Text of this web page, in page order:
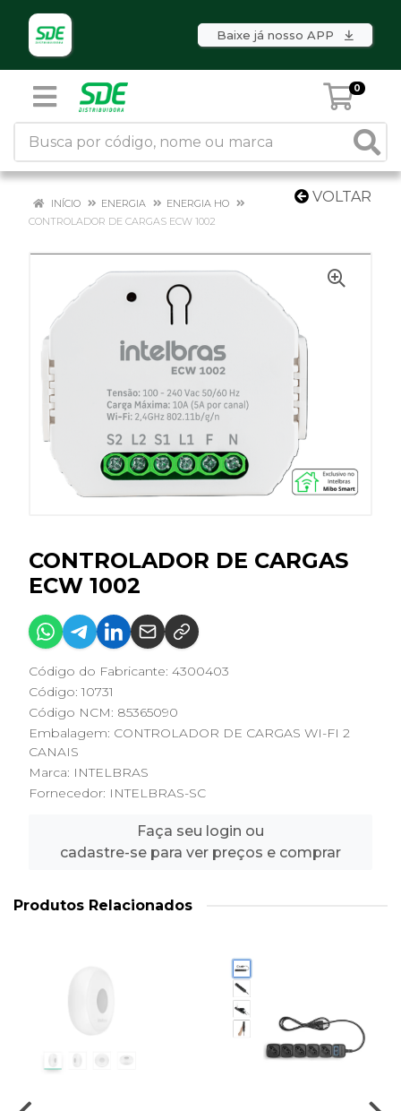
Baixe já nosso APP
0
VOLTAR
INÍCIO ENERGIA
ENERGIA HO
CONTROLADOR DE CARGAS ECW 1002
CONTROLADOR DE CARGAS
ECW 1002
Código do Fabricante: 4300403
Código: 10731
Código NCM: 85365090
Embalagem: CONTROLADOR DE CARGAS WI-FI 2
CANAIS
Marca: INTELBRAS
Fornecedor: INTELBRAS-SC
Faça seu login ou
cadastre-se para ver preços e comprar
Produtos Relacionados